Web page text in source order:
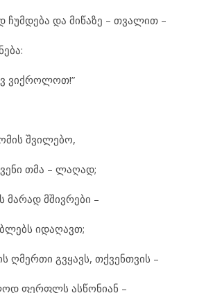
ჩუმდება და მიწაზე – თვალით –
ნება:
ვიქროლოთ!”
მის შვილებო,
ნი თმა – ლაღად;
მარად მშივრები –
ლებს იდაღავთ;
ღმერთი გვყავს, თქვენთვის –
ფერფლს ასწონიან –